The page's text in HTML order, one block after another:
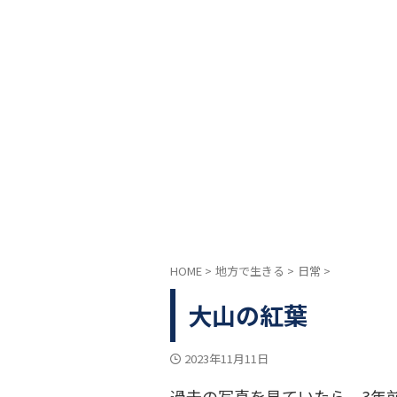
HOME > 地方で生きる > 日常 >
大山の紅葉
2023年11月11日